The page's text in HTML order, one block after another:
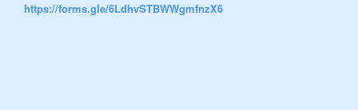
https://forms.gle/6LdhvSTBWWgmfnzX6